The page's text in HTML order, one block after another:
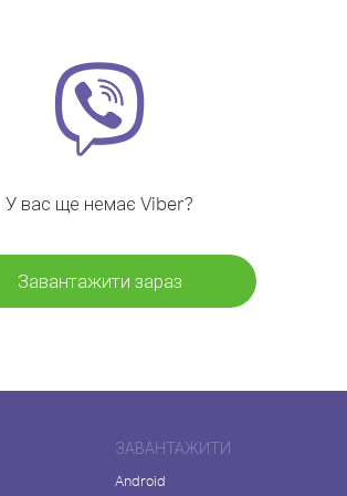
У вас ще немає Viber?
Завантажити зараз
ЗАВАНТАЖИТИ
Android